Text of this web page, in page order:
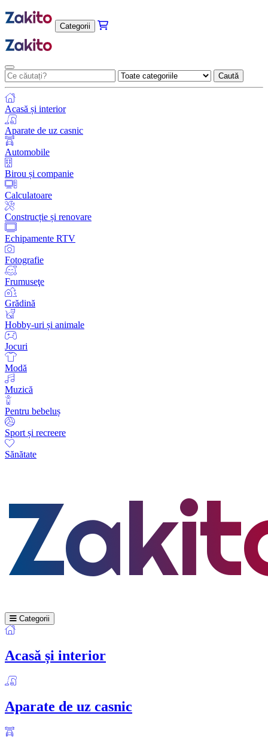
Categorii
Caută
Acasă și interior
Aparate de uz casnic
Automobile
Birou și companie
Calculatoare
Construcție și renovare
Echipamente RTV
Fotografie
Frumuseţe
Grădină
Hobby-uri și animale
Jocuri
Modă
Muzică
Pentru bebeluș
Sport și recreere
Sănătate
Categorii
Acasă și interior
Aparate de uz casnic